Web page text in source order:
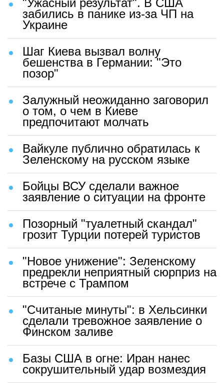
"Ужасный результат". В США
забились в панике из-за ЧП на
Украине
Шаг Киева вызвал волну
бешенства в Германии: "Это
позор"
Залужный неожиданно заговорил
о том, о чем в Киеве
предпочитают молчать
Вайкуле публично обратилась к
Зеленскому на русском языке
Бойцы ВСУ сделали важное
заявление о ситуации на фронте
Позорный "туалетный скандал"
грозит Турции потерей туристов
"Новое унижение": Зеленскому
предрекли неприятный сюрприз на
встрече с Трампом
"Считаные минуты": в Хельсинки
сделали тревожное заявление о
Финском заливе
Базы США в огне: Иран нанес
сокрушительный удар возмездия